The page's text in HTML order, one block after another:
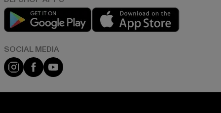
Play market
Instagram
FacebookYouTube